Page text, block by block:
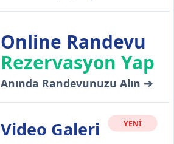
Online Randevu
Rezervasyon Yap
Anında Randevunuzu Alın ➔
Video Galeri YENİ